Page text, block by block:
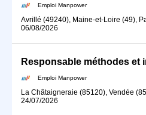
Emploi Manpower
Avrillé (49240), Maine-et-Loire (49),
06/08/2026
Emploi Manpower
La Châtaigneraie (85120), Vendée
24/07/2026